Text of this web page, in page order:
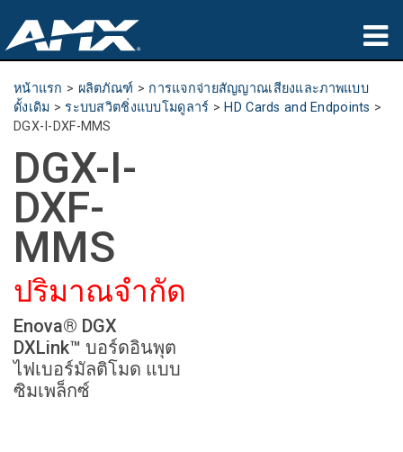
ผลิตภัณฑ์
การประยุกต์ใช้
Partners
ที่ซื้อสินค้า
การฝึกอบรม
การสนับสนุน
เกี่ยวกับ
หน้าแรก > ผลิตภัณฑ์ > การแจกจ่ายสัญญาณเสียงและภาพแบบ
ดั้งเดิม >ระบบสวิตชิ่งแบบโมดูลาร์ > HD Cards and Endpoints >
DGX-I-DXF-MMS
DGX-I-
DXF-
MMS
ปริมาณจำกัด
Enova® DGX
DXLink™ บอร์ดอินพุต
ไฟเบอร์มัลติโมด แบบ
ซิมเพล็กซ์